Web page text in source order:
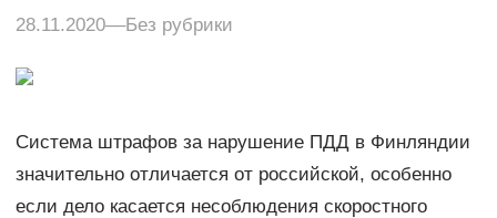
28.11.2020––Без рубрики
Система штрафов за нарушение ПДД в Финляндии
значительно отличается от российской, особенно
если дело касается несоблюдения скоростного